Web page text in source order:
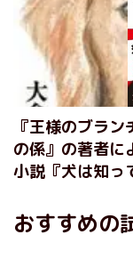
『王様のブラ
の係』の著者に
小説『犬は知
おすすめの